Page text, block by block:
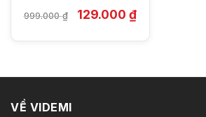
999.000₫ Giá
gốc
129.000₫Giá
VỀ VIDEMI